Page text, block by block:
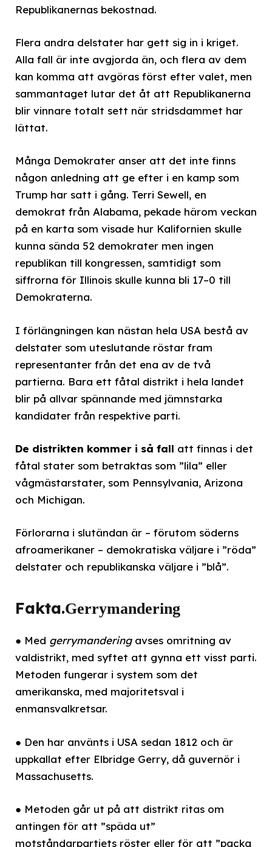
Republikanernas bekostnad.
Flera andra delstater har gett sig in i kriget.
Alla fall är inte avgjorda än, och flera av dem
kan komma att avgöras först efter valet, men
sammantaget lutar det åt att Republikanerna
blir vinnare totalt sett när stridsdammet har
lättat.
Många Demokrater anser att det inte finns
någon anledning att ge efter i en kamp som
Trump har satt i gång. Terri Sewell, en
demokrat från Alabama, pekade härom veckan
på en karta som visade hur Kalifornien skulle
kunna sända 52 demokrater men ingen
republikan till kongressen, samtidigt som
siffrorna för Illinois skulle kunna bli 17–0 till
Demokraterna.
I förlängningen kan nästan hela USA bestå av
delstater som uteslutande röstar fram
representanter från det ena av de två
partierna. Bara ett fåtal distrikt i hela landet
blir på allvar spännande med jämnstarka
kandidater från respektive parti.
De distrikten kommer i så fall att finnas i det
fåtal stater som betraktas som ”lila” eller
vågmästarstater, som Pennsylvania, Arizona
och Michigan.
Förlorarna i slutändan är – förutom söderns
afroamerikaner – demokratiska väljare i ”röda”
delstater och republikanska väljare i ”blå”.
Fakta.Gerrymandering
● Med gerrymanderingavses omritning av
valdistrikt, med syftet att gynna ett visst parti.
Metoden fungerar i system som det
amerikanska, med majoritetsval i
enmansvalkretsar.
● Den har använts i USA sedan 1812 och är
uppkallat efter Elbridge Gerry, då guvernör i
Massachusetts.
● Metoden går ut på att distrikt ritas om
antingen för att ”späda ut”
motståndarpartiets röster eller för att ”packa